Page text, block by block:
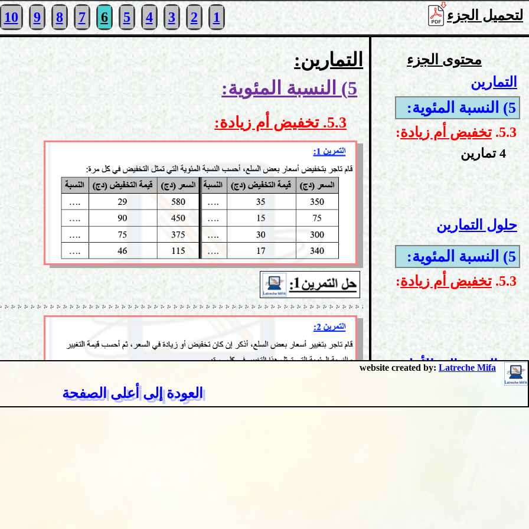
1 لتحميل الجزء 2
3
4
5
6
7
8
9
10
التمارين:
5) النسبة المئوية:
5.3. تخفيض أم زيادة:
محتوى الجزء
التمارين
5) النسبة المئوية:
5.3. تخفيض أم زيادة:
4 تمارين
حلول التمارين
5) النسبة المئوية:
5.3. تخفيض أم زيادة:
العودة إلى الأعلىwebsite created by: Latreche Mifa
العودة إلى أعلى الصفحة